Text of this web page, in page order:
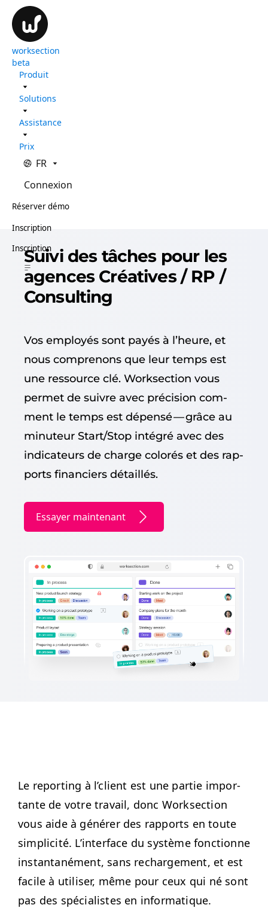
worksection
beta
Produit
Solutions
Assistance
Prix
FR
Connexion
Réserver démo
Inscription
Inscription
Suivi des tâches pour les
agences Créatives / RP /
Consulting
Vos employés sont payés à l’heure, et
nous com­prenons que leur temps est
une ressource clé. Work­sec­tion vous
per­met de suiv­re avec pré­ci­sion com­
ment le temps est dépen­sé — grâce au
min­u­teur Start/​Stop inté­gré avec des
indi­ca­teurs de charge col­orés et des rap­
ports financiers détaillés.
Essayer maintenant
Le report­ing à l’client est une par­tie impor­
tante de votre tra­vail, donc Work­sec­tion
vous aide à génér­er des rap­ports en toute
sim­plic­ité. L’in­ter­face du sys­tème fonc­tionne
instan­ta­né­ment, sans recharge­ment, et est
facile à utilis­er, même pour ceux qui né sont
pas des spé­cial­istes en informatique.